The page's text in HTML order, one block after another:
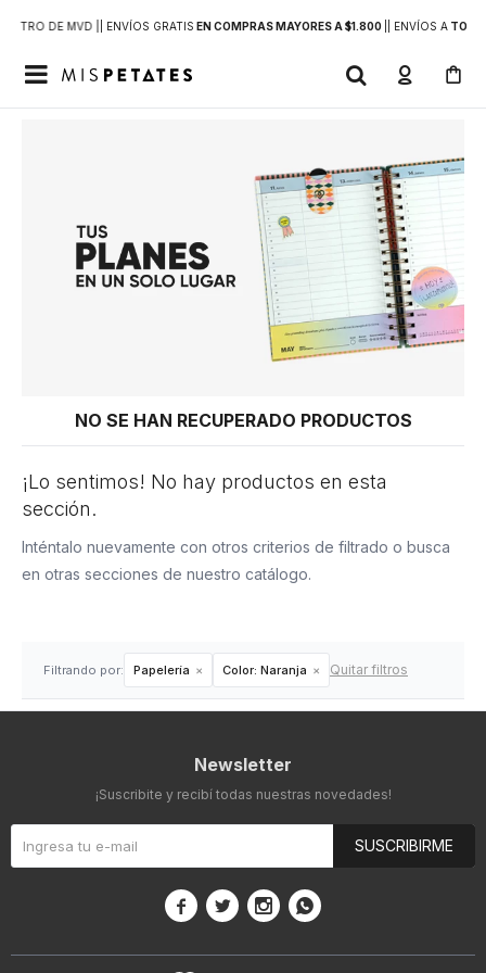
DE MVD | | ENVÍOS GRATIS EN COMPRAS MAYORES A $1.800 | ENVÍOS ATODO

NO SE HAN RECUPERADO PRODUCTOS
¡Lo sentimos! No hay productos en esta
sección.
Inténtalo nuevamente con otros criterios de filtrado o busca
en otras secciones de nuestro catálogo.
Filtrando por: Papelería Color: Naranja Quitar filtros
Newsletter
¡Suscribite y recibí todas nuestras novedades!
SUSCRIBIRME
   